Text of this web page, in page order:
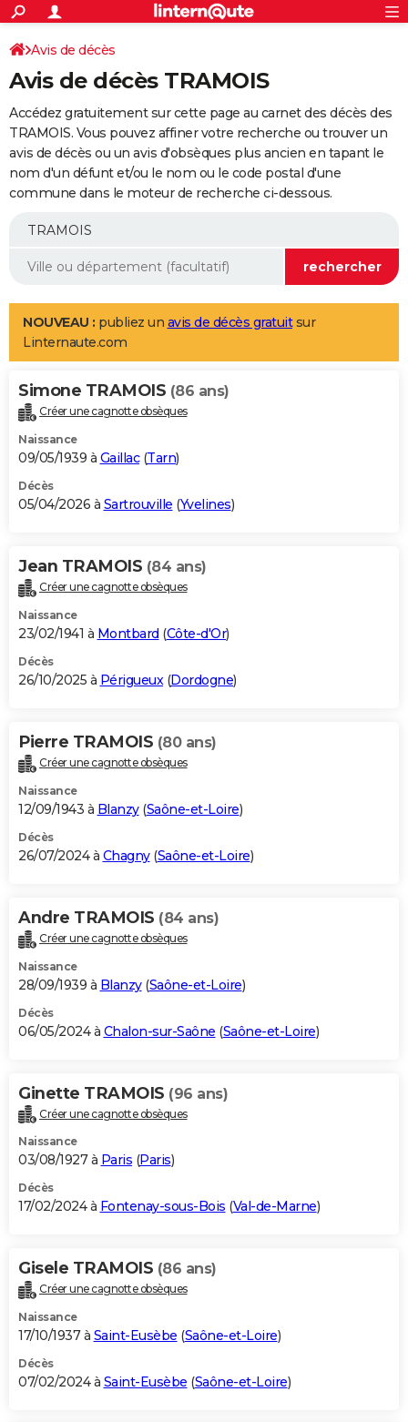
ACTUALITÉS
Politique
Société
Faits Divers
Education
Monde
Villes
+
SPORT
Coupe du monde 2026
Football
Tennis
Cyclisme
Rugby
Forum
Programme TV
TNT
Streaming
Cinéma
Sorties cinéma
Musique
+
FINANCE
Retraite
Epargne
Immobilier
Risques naturels par ville
Banque
Assurance
AUTO
Essais
Réserver un essai
Citadines
Berlines
SUV
Forum auto
+
Mobiles
Meilleur smartphone
Internet
Ordinateurs
Jeux vidéo
Guide high-tech
Aménagement intérieur
LIFESTYLE
Art de vivre
Bien-être
Loisirs
Mode
Modes de vie
Alimentation
Guide de la santé
Maladies
Médicaments
Sommeil
VOYAGE
Destinations
City break
Voyage nature
Voyage de noces
Forum
Climat
+PHOTO
GUIDES D'ACHAT
BONS PLANS
Carte de Noël
Carte Bonne année
Carte Saint-Valentin
Carte Pâques
Carte d'anniversaire
DICTIONNAIRE
Dictionnaire
Biographies
Citations
Expressions
Proverbes
PROGRAMME TV
S'inscrire
Se connecter
Lycées
Collèges
Primaires
Universités
Entreprises
Service militaire
Avis de recherche
AVIS DE DÉCÈS
Bricolage
Lifestyle
Culture
Sport
Auto
Television
Voyage
Cinema
Avis de décès
Avis de décès TRAMOIS
Accédez gratuitement sur cette page au carnet des décès des
TRAMOIS. Vous pouvez affiner votre recherche ou trouver un
avis de décès ou un avis d'obsèques plus ancien en tapant le
nom d'un défunt et/ou le nom ou le code postal d'une
commune dans le moteur de recherche ci-dessous.
NOUVEAU : publiez un avis de décès gratuitsur
Linternaute.com
Simone TRAMOIS (86 ans)
Créer une cagnotte obsèques
Naissance
09/05/1939 à Gaillac(Tarn)
Décès
05/04/2026 à Sartrouville (Yvelines)
Jean TRAMOIS (84 ans)
Créer une cagnotte obsèques
Naissance
23/02/1941 à Montbard (Côte-d'Or)
Décès
26/10/2025 à Périgueux(Dordogne)
Pierre TRAMOIS (80 ans)
Créer une cagnotte obsèques
Naissance
12/09/1943 à Blanzy(Saône-et-Loire)
Décès
26/07/2024 à Chagny(Saône-et-Loire)
Andre TRAMOIS (84 ans)
Créer une cagnotte obsèques
Naissance
28/09/1939 à Blanzy(Saône-et-Loire)
Décès
06/05/2024 à Chalon-sur-Saône (Saône-et-Loire)
Ginette TRAMOIS (96 ans)
Créer une cagnotte obsèques
Naissance
03/08/1927 à Paris (Paris)
Décès
17/02/2024 à Fontenay-sous-Bois (Val-de-Marne)
Gisele TRAMOIS (86 ans)
Créer une cagnotte obsèques
Naissance
17/10/1937 à Saint-Eusèbe (Saône-et-Loire)
Décès
07/02/2024 à Saint-Eusèbe (Saône-et-Loire)